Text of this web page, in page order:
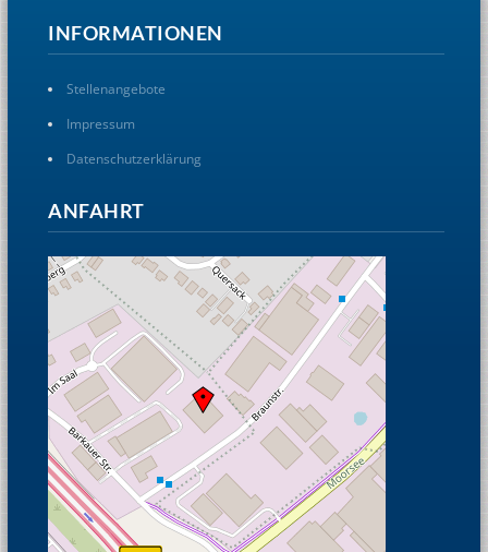
INFORMATIONEN
Stellenangebote
Impressum
Datenschutzerklärung
ANFAHRT